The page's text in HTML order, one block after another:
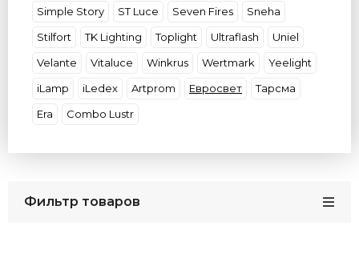
Simple Story
ST Luce Seven Fires
Sneha
Stilfort
TK Lighting Toplight Ultraflash
Uniel
Velante
Vitaluce Winkrus Wertmark
Yeelight
iLamp
iLedex Artprom Евросвет
Тарсма
Era
Combo Lustr
Фильтр товаров